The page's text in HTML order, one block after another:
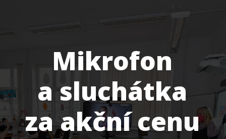
Mikrofon
a sluchátka
za akční cenu